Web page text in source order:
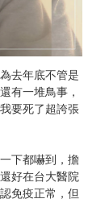
去年底不管是
有一堆鳥事，
要死了超誇張
下都嚇到，擔
好在台大醫院
免疫正常，但